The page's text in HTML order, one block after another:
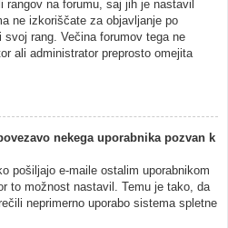
na forumu, saj jih je nastavil
ne izkoriščate za objavljanje po
rang. Večina forumov tega ne
ali administrator preprosto omejita
nekega uporabnika pozvan k
pošiljajo e-maile ostalim uporabnikom
to možnost nastavil. Temu je tako, da
neprimerno uporabo sistema spletne